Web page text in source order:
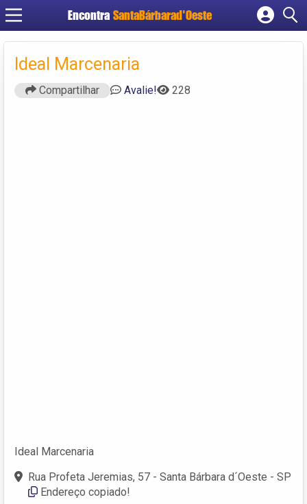
Encontra SantaBárbarad'Oeste
Cadastrar empresa
Ideal Marcenaria
Compartilhar Avalie! 228
Ideal Marcenaria
Rua Profeta Jeremias, 57 - Santa Bárbara d´Oeste - SP
Endereço copiado!